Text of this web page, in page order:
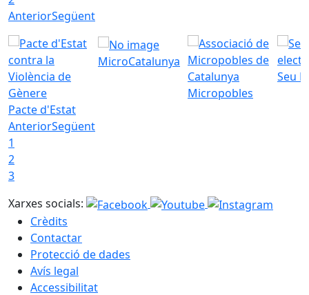
AnteriorSegüent
Pacte d'Estat
MicroCatalunya
Micropobles
Seu
AnteriorSegüent
1
2
3
Xarxes socials:
Crèdits
Contactar
Protecció de dades
Avís legal
Accessibilitat